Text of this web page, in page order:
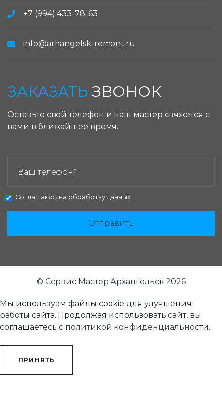
+7 (994) 433-78-63
info@arhangelsk-remont.ru
ЗАКАЗАТЬ ЗВОНОК
Оставьте свой телефон и наш мастер свяжется с
вами в ближайшее время.
Соглашаюсь на обработку данных
Отправить
© Сервис Мастер Архангельск 2026
Мы используем файлы cookie для улучшения
работы сайта. Продолжая использовать сайт, вы
соглашаетесь с политикой конфиденциальности.
ПРИНЯТЬ